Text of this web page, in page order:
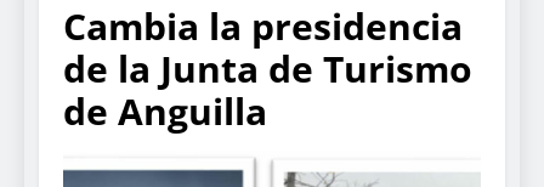
Cambia la presidencia
de la Junta de Turismo
de Anguilla